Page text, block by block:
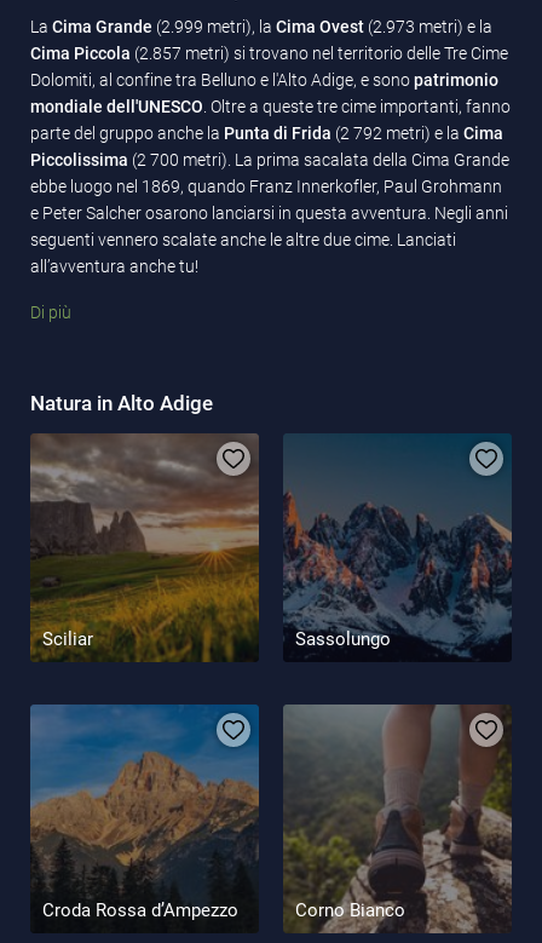
La Cima Grande (2.999 metri), la Cima Ovest (2.973 metri) e la
Cima Piccola (2.857 metri) si trovano nel territorio delle Tre Cime
Dolomiti, al confine tra Belluno e l'Alto Adige, e sonopatrimonio
mondiale dell'UNESCO . Oltre a queste tre cime importanti, fanno
parte del gruppo anche la Punta di Frida (2 792 metri) e la Cima
Piccolissima (2 700 metri). La prima sacalata della Cima Grande
ebbe luogo nel 1869, quando Franz Innerkofler, Paul Grohmann
e Peter Salcher osarono lanciarsi in questa avventura. Negli anni
seguenti vennero scalate anche le altre due cime. Lanciati
all’avventura anche tu!
Scoprite il vostro tour preferito!
naturale unica. Partendo dal
avrete diversi percorsi tra cui scegliere. Un sentiero molto
popolare è quello che circonda le Tre Cime conduce al rifugio
Lavaredo e alle pareti nord delle Tre Cime. Anche i vicini
meritano una piccola deviazione: l'acqua limpida, i colori
magici e il
panorama pittoresco
con le Tre Cime sullo sfondo
sono unici e rimarranno impressi a lungo nei vostri ricordi. Un
pranzo tipico con canederli, mezzelune, uova a occhio di bue o
polenta coroneranno una giornata praticamente perfetta. Dopo
aver girato attorno alle Tre Cime, vi sarete sicuramente
la vostra curiosità? Allora partite per l’Alto Adige e prenotate un
hotel vicino alle Tre Cime !
Di più
Natura in Alto Adige
Sciliar Sassolungo
Croda Rossa d’Ampezzo Corno Bianco